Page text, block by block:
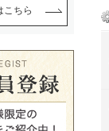
こちら